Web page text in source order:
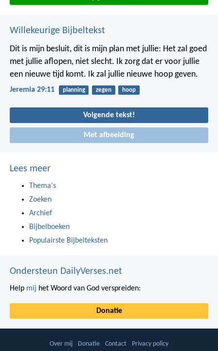
Willekeurige Bijbeltekst
Dit is mijn besluit, dit is mijn plan met jullie: Het zal goed
met jullie aflopen, niet slecht. Ik zorg dat er voor jullie
een nieuwe tijd komt. Ik zal jullie nieuwe hoop geven.
Jeremia 29:11 planning zegen hoop
Volgende tekst!
Met afbeelding
Lees meer
Thema's
Zoeken
Archief
Bijbelboeken
Populairste Bijbelteksten
Ondersteun DailyVerses.net
Help mij het Woord van God verspreiden:
Donatie
Over mij Donatie Contact Privacy policy